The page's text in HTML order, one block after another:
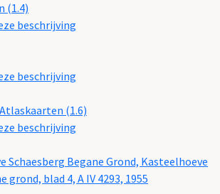
(1.4)
beschrijving
beschrijving
(1.6)
beschrijving
Schaesberg Begane Grond, Kasteelhoeve
grond, blad 4, A IV 4293, 1955